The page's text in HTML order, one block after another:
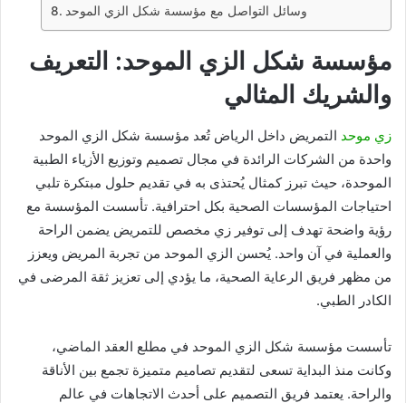
وسائل التواصل مع مؤسسة شكل الزي الموحد
مؤسسة شكل الزي الموحد: التعريف
والشريك المثالي
زي موحد التمريض داخل الرياض تُعد مؤسسة شكل الزي الموحد
واحدة من الشركات الرائدة في مجال تصميم وتوزيع الأزياء الطبية
الموحدة، حيث تبرز كمثال يُحتذى به في تقديم حلول مبتكرة تلبي
احتياجات المؤسسات الصحية بكل احترافية. تأسست المؤسسة مع
رؤية واضحة تهدف إلى توفير زي مخصص للتمريض يضمن الراحة
والعملية في آن واحد. يُحسن الزي الموحد من تجربة المريض ويعزز
من مظهر فريق الرعاية الصحية، ما يؤدي إلى تعزيز ثقة المرضى في
الكادر الطبي.
تأسست مؤسسة شكل الزي الموحد في مطلع العقد الماضي،
وكانت منذ البداية تسعى لتقديم تصاميم متميزة تجمع بين الأناقة
والراحة. يعتمد فريق التصميم على أحدث الاتجاهات في عالم